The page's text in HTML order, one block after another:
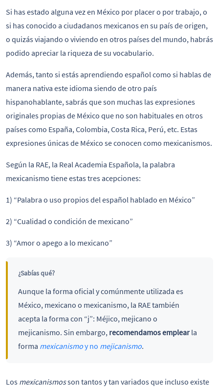
Si has estado alguna vez en México por placer o por trabajo, o
si has conocido a ciudadanos mexicanos en su país de origen,
o quizás viajando o viviendo en otros países del mundo, habrás
podido apreciar la riqueza de su vocabulario.
Además, tanto si estás aprendiendo español como si hablas de
manera nativa este idioma siendo de otro país
hispanohablante, sabrás que son muchas las expresiones
originales propias de México que no son habituales en otros
países como España, Colombia, Costa Rica, Perú, etc. Estas
expresiones únicas de México se conocen como mexicanismos.
Según la RAE, la Real Academia Española, la palabra
mexicanismo tiene estas tres acepciones:
1) “Palabra o uso propios del español hablado en México”
2) “Cualidad o condición de mexicano”
3) “Amor o apego a lo mexicano”
¿Sabías qué?
Aunque la forma oficial y comúnmente utilizada es
México, mexicano o mexicanismo, la RAE también
acepta la forma con “j”: Méjico, mejicano o
mejicanismo. Sin embargo, recomendamos emplearla
forma mexicanismoy no mejicanismo.
Los mexicanismosson tantos y tan variados que incluso existe